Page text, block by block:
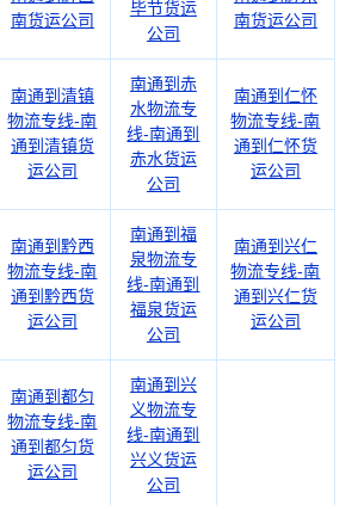
南货运公司
毕节货运
公司
南货运公司
南通到清镇
物流专线-南
通到清镇货
运公司
南通到赤
水物流专
线-南通到
赤水货运
公司
南通到仁怀
物流专线-南
通到仁怀货
运公司
南通到黔西
物流专线-南
通到黔西货
运公司
南通到福
泉物流专
线-南通到
福泉货运
公司
南通到兴仁
物流专线-南
通到兴仁货
运公司
南通到都匀
物流专线-南
通到都匀货
运公司
南通到兴
义物流专
线-南通到
兴义货运
公司